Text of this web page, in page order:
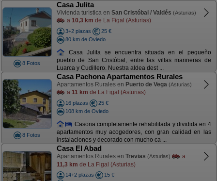
8 Fotos
Casa Julita
Vivienda turística en San Cristóbal / Valdés (Asturias)
a 10,3 km de La Figal (Asturias)
3+2 plazas
25 €
80 km de Oviedo
Casa Julita se encuentra situada en el pequeño
pueblo de San Cristóbal, entre las villas marineras de
Luarca y Cudillero. Nuestra aldea dest ...
8 Fotos
Casa Pachona Apartamentos Rurales
Apartamentos Rurales en Puerto de Vega (Asturias)
a 11 km de La Figal (Asturias)
16 plazas
25 €
108 km de Oviedo
Casona completamente rehabilitada y dividida en 4
apartamentos muy acogedores, con gran calidad en las
instalaciones y decorado con mucho ca ...
Casa El Abad
Apartamentos Rurales en Trevias (Asturias)
a
11,3 km de La Figal (Asturias)
14+2 plazas
15 €